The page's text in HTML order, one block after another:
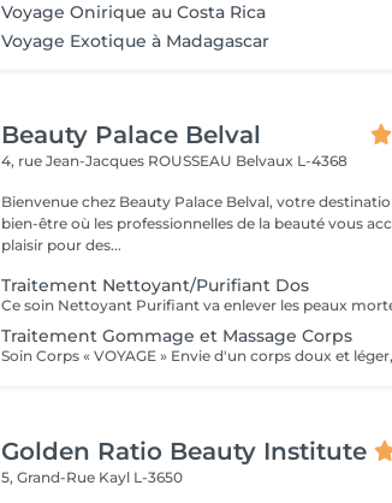
Voyage Onirique au Costa Rica
Voyage Exotique à Madagascar
Beauty Palace Belval
4, rue Jean-Jacques ROUSSEAU Belvaux L-4368
Bienvenue chez Beauty Palace Belval, votre
bien-être où les professionnelles de la beauté vous
plaisir pour des...
Traitement Nettoyant/Purifiant Dos
Traitement Gommage et Massage Corps
Golden Ratio Beauty Institute
5, Grand-Rue Kayl L-3650